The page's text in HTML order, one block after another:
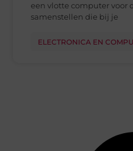
een vlotte computer voor
samenstellen die bij je
ELECTRONICA EN